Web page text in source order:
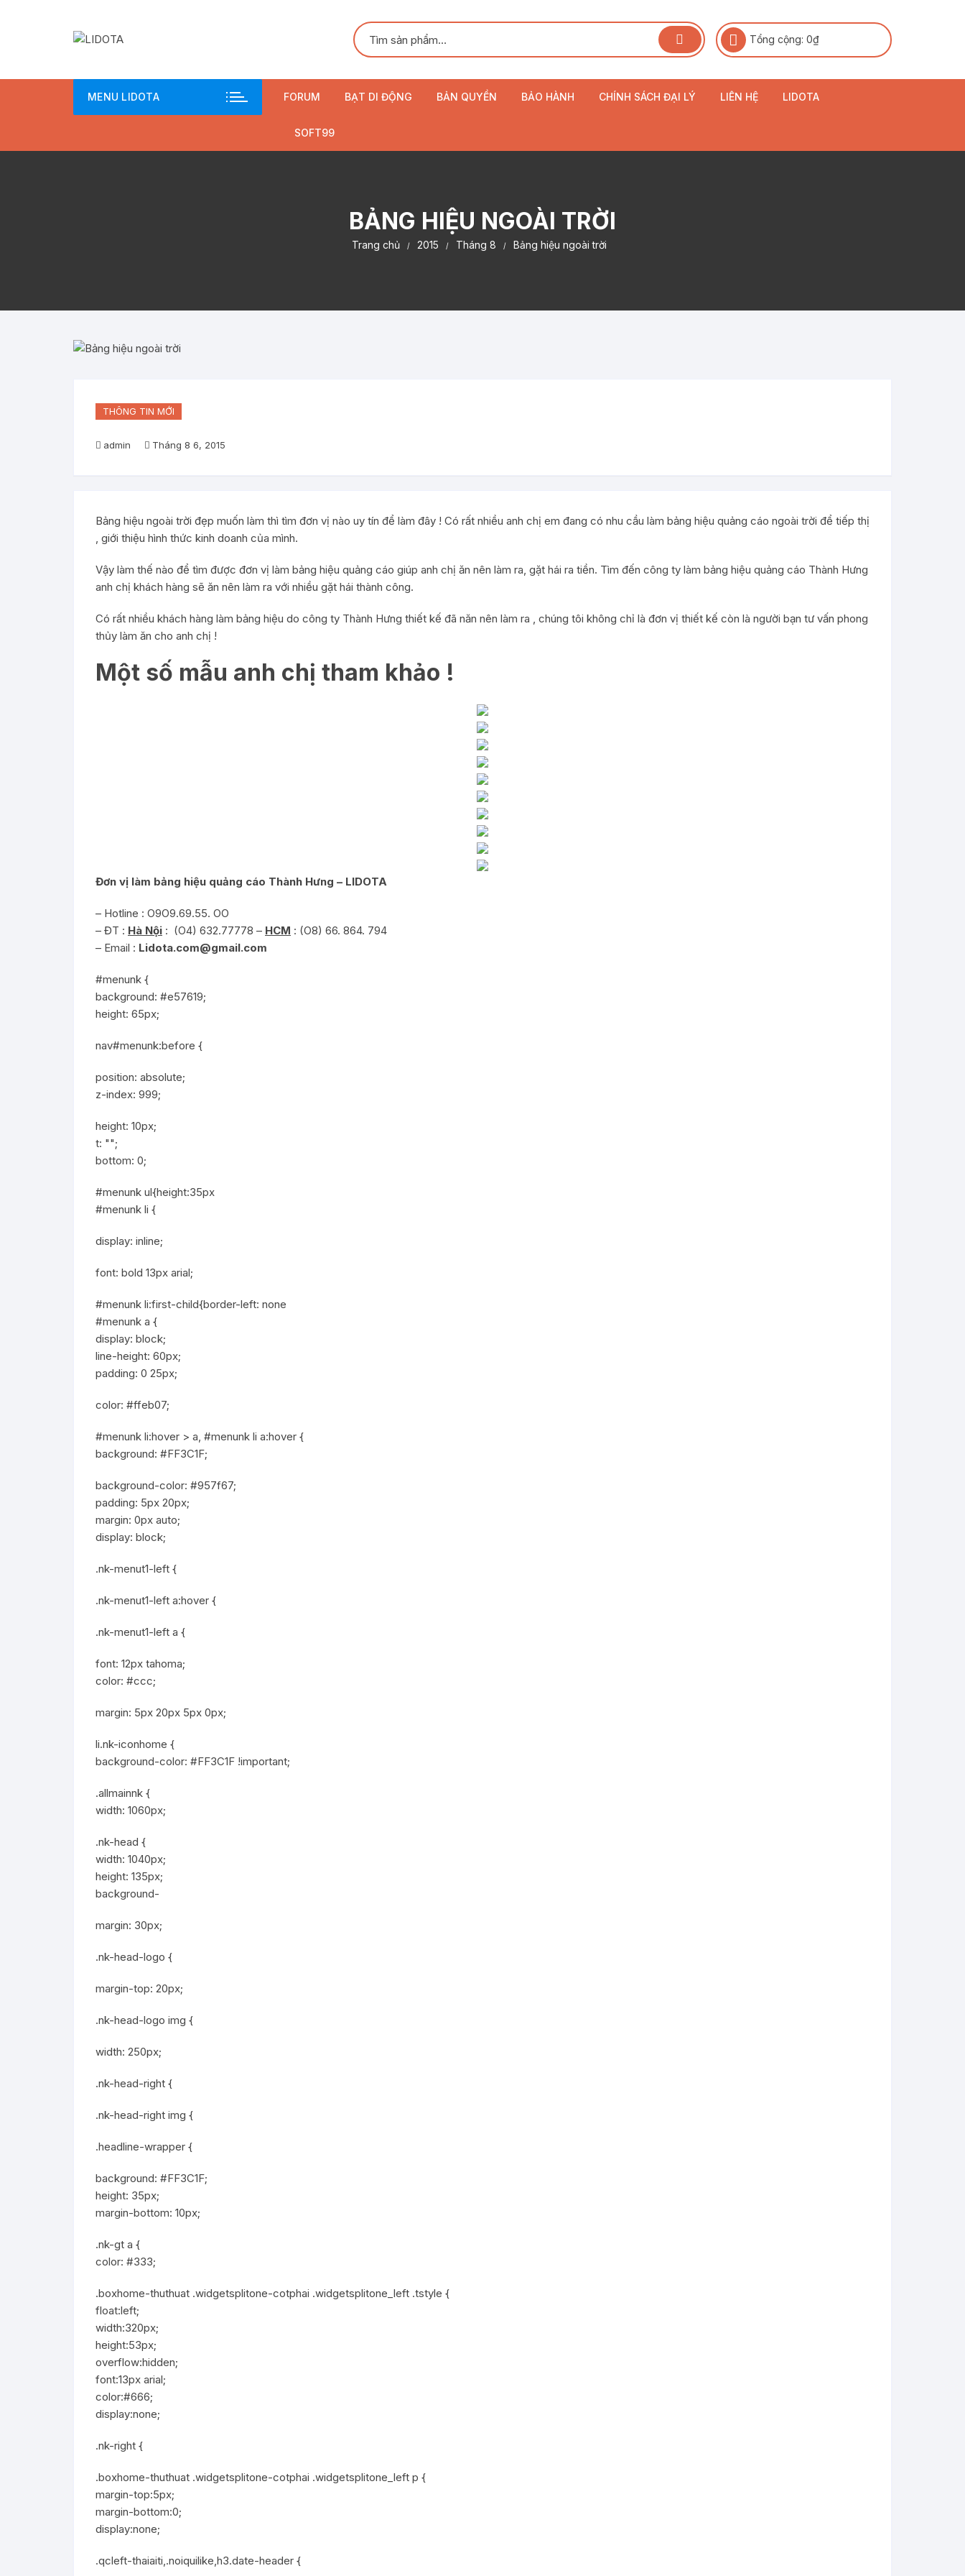
Tổng cộng: 0₫
MENU LIDOTA FORUM BẠT DI ĐỘNG BẢN QUYỀN BẢO HÀNH CHÍNH SÁCH ĐẠI LÝ LIÊN HỆ LIDOTA
SOFT99
BẢNG HIỆU NGOÀI TRỜI
Trang chủ 2015 Tháng 8 Bảng hiệu ngoài trời
THÔNG TIN MỚI
admin Tháng 8 6, 2015
Bảng hiệu ngoài trời đẹp muốn làm thì tìm đơn vị nào uy tín để làm đây ! Có rất nhiều anh chị em đang có nhu cầu làm bảng hiệu quảng cáo ngoài trời để tiếp thị
, giới thiệu hình thức kinh doanh của mình.
Vậy làm thế nào để tìm được đơn vị làm bảng hiệu quảng cáo giúp anh chị ăn nên làm ra, gặt hái ra tiền. Tìm đến công ty làm bảng hiệu quảng cáo Thành Hưng
anh chị khách hàng sẽ ăn nên làm ra với nhiều gặt hái thành công.
Có rất nhiều khách hàng làm bảng hiệu do công ty Thành Hưng thiết kế đã năn nên làm ra , chúng tôi không chỉ là đơn vị thiết kế còn là người bạn tư vấn phong
thủy làm ăn cho anh chị !
Một số mẫu anh chị tham khảo !
Đơn vị làm bảng hiệu quảng cáo Thành Hưng – LIDOTA
– Hotline : O9O9.69.55. OO
– ĐT : Hà Nội : (O4) 632.77778 – HCM : (O8) 66. 864. 794
– Email : Lidota.com@gmail.com
#menunk {
background: #e57619;
height: 65px;
nav#menunk:before {
position: absolute;
z-index: 999;
height: 10px;
t: "";
bottom: 0;
#menunk ul{height:35px
#menunk li {
display: inline;
font: bold 13px arial;
#menunk li:first-child{border-left: none
#menunk a {
display: block;
line-height: 60px;
padding: 0 25px;
color: #ffeb07;
#menunk li:hover > a, #menunk li a:hover {
background: #FF3C1F;
background-color: #957f67;
padding: 5px 20px;
margin: 0px auto;
display: block;
.nk-menut1-left {
.nk-menut1-left a:hover {
.nk-menut1-left a {
font: 12px tahoma;
color: #ccc;
margin: 5px 20px 5px 0px;
li.nk-iconhome {
background-color: #FF3C1F !important;
.allmainnk {
width: 1060px;
.nk-head {
width: 1040px;
height: 135px;
background-
margin: 30px;
.nk-head-logo {
margin-top: 20px;
.nk-head-logo img {
width: 250px;
.nk-head-right {
.nk-head-right img {
.headline-wrapper {
background: #FF3C1F;
height: 35px;
margin-bottom: 10px;
.nk-gt a {
color: #333;
.boxhome-thuthuat .widgetsplitone-cotphai .widgetsplitone_left .tstyle {
float:left;
width:320px;
height:53px;
overflow:hidden;
font:13px arial;
color:#666;
display:none;
.nk-right {
.boxhome-thuthuat .widgetsplitone-cotphai .widgetsplitone_left p {
margin-top:5px;
margin-bottom:0;
display:none;
.qcleft-thaiaiti,.noiquilike,h3.date-header {